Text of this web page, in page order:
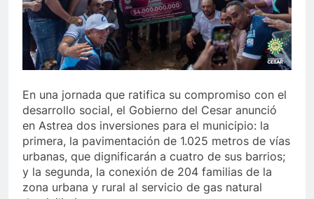
lo último de Berosca y Jesús Vides Con
3
destituyó docente que abusó sexualmente de niña de
En una jornada que ratifica su compromiso con el
desarrollo social, el Gobierno del Cesar anunció
en Astrea dos inversiones para el municipio: la
primera, la pavimentación de 1.025 metros de vías
urbanas, que dignificarán a cuatro de sus barrios;
y la segunda, la conexión de 204 familias de la
zona urbana y rural al servicio de gas natural